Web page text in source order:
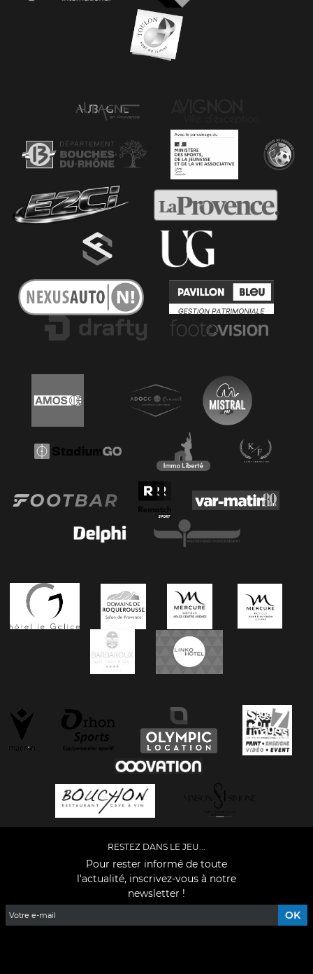
RESTEZ DANS LE JEU...
Pour rester informé de toute
l'actualité, inscrivez-vous à notre
newsletter !